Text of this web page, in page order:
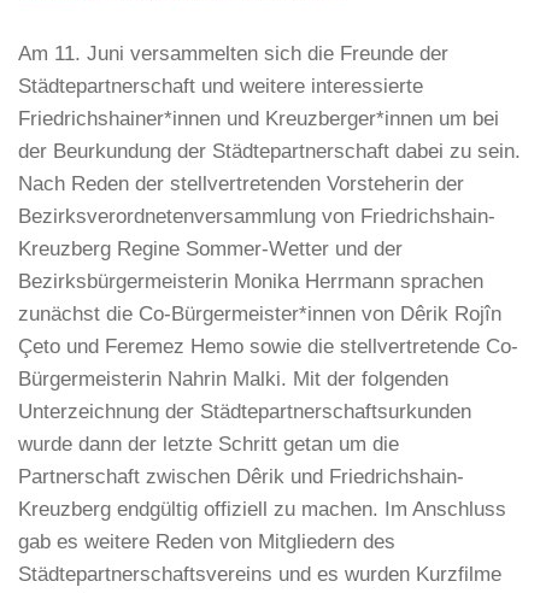
Am 11. Juni versammelten sich die Freunde der
Städtepartnerschaft und weitere interessierte
Friedrichshainer*innen und Kreuzberger*innen um bei
der Beurkundung der Städtepartnerschaft dabei zu sein.
Nach Reden der stellvertretenden Vorsteherin der
Bezirksverordnetenversammlung von Friedrichshain-
Kreuzberg Regine Sommer-Wetter und der
Bezirksbürgermeisterin Monika Herrmann sprachen
zunächst die Co-Bürgermeister*innen von Dêrik Rojîn
Çeto und Feremez Hemo sowie die stellvertretende Co-
Bürgermeisterin Nahrin Malki. Mit der folgenden
Unterzeichnung der Städtepartnerschaftsurkunden
wurde dann der letzte Schritt getan um die
Partnerschaft zwischen Dêrik und Friedrichshain-
Kreuzberg endgültig offiziell zu machen. Im Anschluss
gab es weitere Reden von Mitgliedern des
Städtepartnerschaftsvereins und es wurden Kurzfilme